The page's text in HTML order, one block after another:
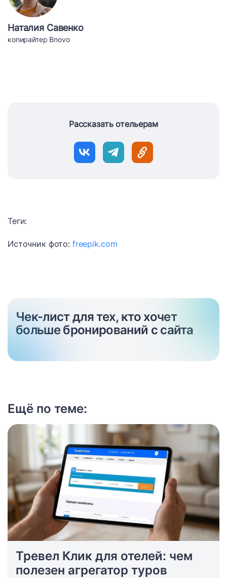
Наталия Савенко
копирайтер Bnovo
Рассказать отельерам
Теги:
Источник фото: freepik.com
Чек-лист для тех, кто хочет
больше бронирований с сайта
Ещё по теме:
Тревел Клик для отелей: чем
полезен агрегатор туров